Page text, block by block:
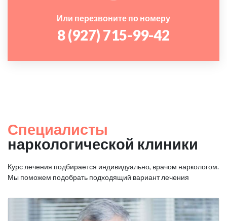
Или перезвоните по номеру
8 (927) 715-99-42
Специалисты
наркологической клиники
Курс лечения подбирается индивидуально, врачом наркологом.
Мы поможем подобрать подходящий вариант лечения